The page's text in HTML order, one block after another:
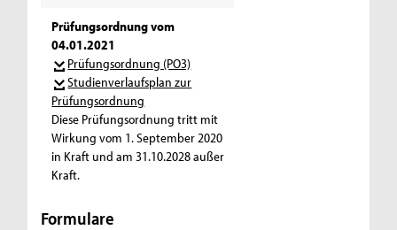
Prüfungsordnung vom
04.01.2021
Prüfungsordnung (PO3)
Studienverlaufsplan zur
Prüfungsordnung
Diese Prüfungsordnung tritt mit
Wirkung vom 1. September 2020
in Kraft und am 31.10.2028 außer
Kraft.
Formulare